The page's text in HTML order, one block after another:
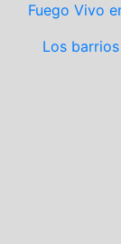
Fuego Vivo
Los